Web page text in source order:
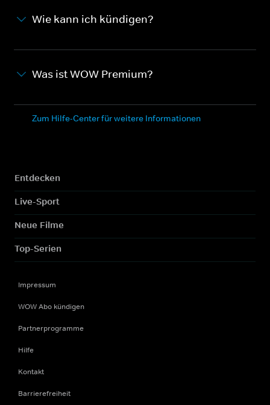
Wie kann ich kündigen?
Was ist WOW Premium?
Zum Hilfe-Center für weitere Informationen
Entdecken
Live-Sport
Neue Filme
Top-Serien
Impressum
WOW Abo kündigen
Partnerprogramme
Hilfe
Kontakt
Barrierefreiheit